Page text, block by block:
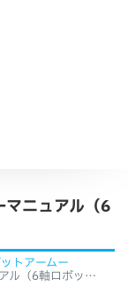
ニュアル（6
トアームー
ット） 取扱説明書